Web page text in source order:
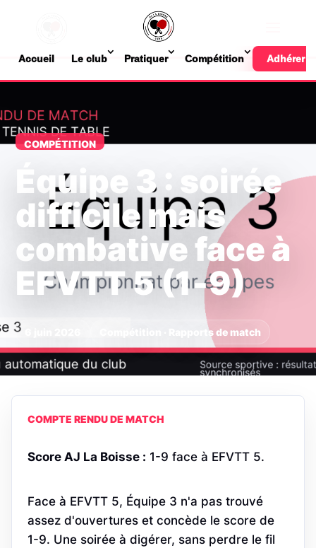
Accueil Le club Pratiquer Compétition Adhérer
COMPÉTITION
Équipe 3 : soirée
difficile mais
combative face à
EFVTT 5 (1‑9)
Compétition · Rapports de match
COMPTE RENDU DE MATCH
Score AJ La Boisse : 1-9 face à EFVTT 5.
Face à EFVTT 5, Équipe 3 n'a pas trouvé
assez d'ouvertures et concède le score de
1-9. Une soirée à digérer, sans perdre le fil